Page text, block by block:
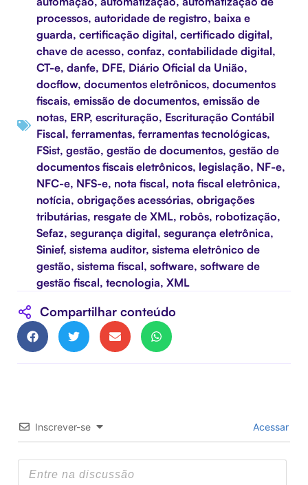
processos, autoridade de registro, baixa e
guarda, certificação digital, certificado digital,
chave de acesso, confaz, contabilidade digital,
CT-e, danfe, DFE, Diário Oficial da União,
docflow, documentos eletrônicos, documentos
fiscais, emissão de documentos, emissão de
notas, ERP, escrituração, Escrituração Contábil
Fiscal, ferramentas, ferramentas tecnológicas,
FSist, gestão, gestão de documentos, gestão de
documentos fiscais eletrônicos, legislação, NF-e,
NFC-e, NFS-e, nota fiscal, nota fiscal eletrônica,
notícia, obrigações acessórias, obrigações
tributárias, resgate de XML, robôs, robotização,
Sefaz, segurança digital, segurança eletrônica,
Sinief, sistema auditor, sistema eletrônico de
gestão, sistema fiscal, software, software de
gestão fiscal, tecnologia, XML
Compartilhar conteúdo
Inscrever-se Acessar